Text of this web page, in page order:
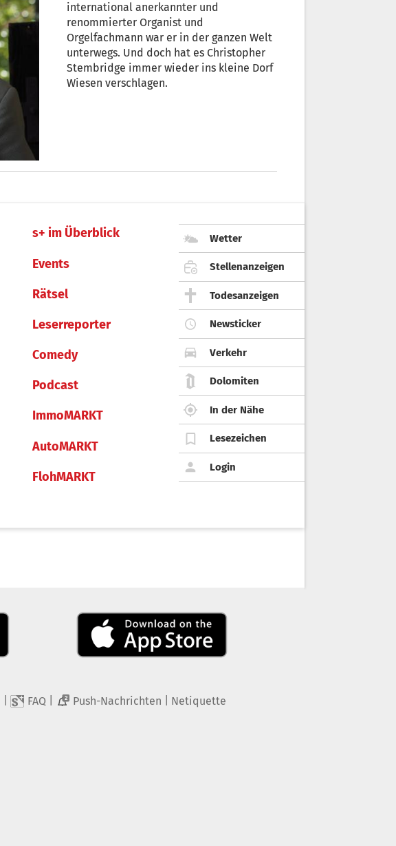
international anerkannter und
renommierter Organist und
Orgelfachmann war er in der ganzen Welt
unterwegs. Und doch hat es Christopher
Stembridge immer wieder ins kleine Dorf
Wiesen verschlagen.
s+ im Überblick
Events
Rätsel
Leserreporter
Comedy
Podcast
ImmoMARKT
AutoMARKT
FlohMARKT
Wetter
Stellenanzeigen
Todesanzeigen
Newsticker
Verkehr
Dolomiten
In der Nähe
Lesezeichen
Login
FAQ 2 Push-Nachrichten Netiquette